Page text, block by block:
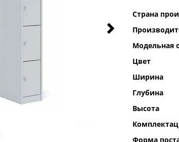
информация
Страна
Модельная
Цвет
Ширина
Глубина
Высота
Форма